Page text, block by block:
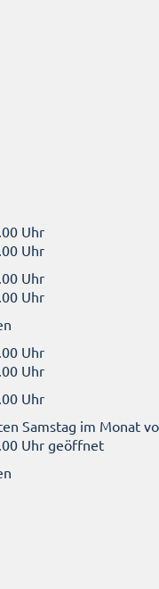
Uhr
Uhr
Uhr
Uhr
Uhr
Uhr
Uhr
Samstag im Monat
Uhr geöffnet